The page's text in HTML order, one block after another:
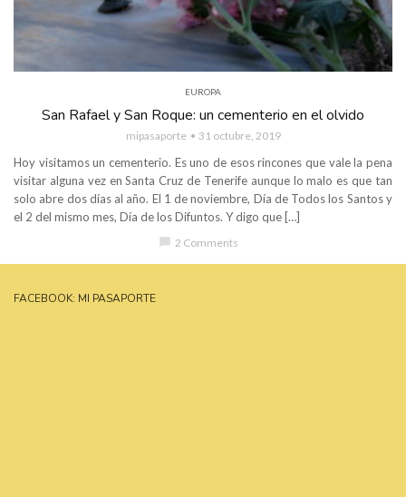
EUROPA
San Rafael y San Roque: un cementerio en el olvido
mipasaporte 31 octubre, 2019
Hoy visitamos un cementerio. Es uno de esos rincones que vale la pena
visitar alguna vez en Santa Cruz de Tenerife aunque lo malo es que tan
solo abre dos días al año. El 1 de noviembre, Día de Todos los Santos y
el 2 del mismo mes, Día de los Difuntos. Y digo que […]
chat_bubble 2 Comments
FACEBOOK: MI PASAPORTE